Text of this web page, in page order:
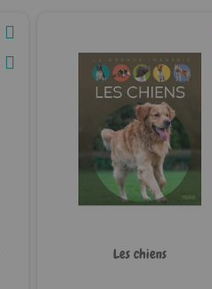
Les chiens